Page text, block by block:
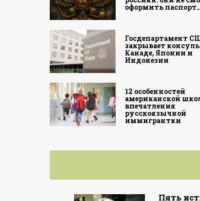
оформить
Госдепартамент
закрывает
Канаде, Японии и
Индонезии
12 особенностей
американской
впечатления
русскоязычной
иммигрантки
Пять